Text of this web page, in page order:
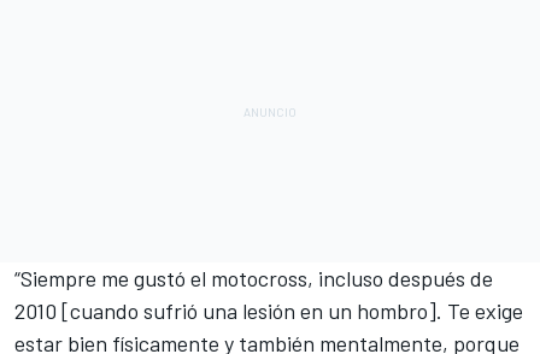
“Siempre me gustó el motocross, incluso después de
2010 [cuando sufrió una lesión en un hombro]. Te exige
estar bien físicamente y también mentalmente, porque